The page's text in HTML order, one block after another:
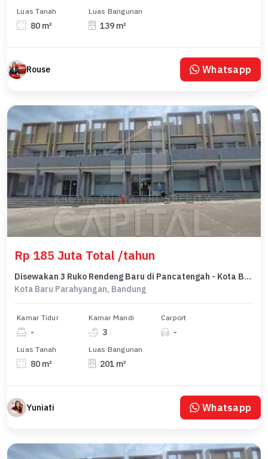
Luas Tanah
80 m²
Luas Bangunan
139 m²
Rouse Whatsapp
Rp 185 Juta Total /tahun
Disewakan 3 Ruko Rendeng Baru di Pancatengah - Kota Baru Parahyangan
Kota Baru Parahyangan, Bandung
Kamar Tidur
-
Kamar Mandi
3
Carport
-
Luas Tanah
80 m²
Luas Bangunan
201 m²
Yuniati Whatsapp